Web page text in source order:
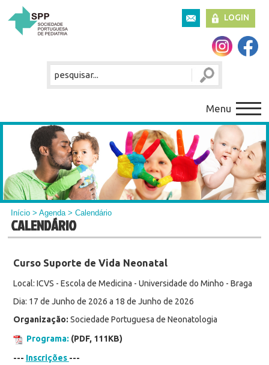
LOGIN
Menu
Início >Agenda> Calendário
CALENDÁRIO
Curso Suporte de Vida Neonatal
Local: ICVS - Escola de Medicina - Universidade do Minho - Braga
Dia: 17 de Junho de 2026 a 18 de Junho de 2026
Organização: Sociedade Portuguesa de Neonatologia
Programa: (PDF, 111KB)
--- Inscrições ---